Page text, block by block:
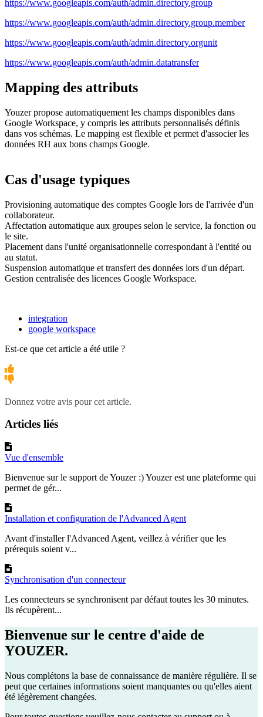
https://www.googleapis.com/auth/admin.directory.group
https://www.googleapis.com/auth/admin.directory.group.member
https://www.googleapis.com/auth/admin.directory.orgunit
https://www.googleapis.com/auth/admin.datatransfer
Mapping des attributs
Youzer propose automatiquement les champs disponibles dans
Google Workspace, y compris les attributs personnalisés définis
dans vos schémas. Le mapping est flexible et permet d'associer les
données RH aux bons champs Google.
Cas d'usage typiques
Provisioning automatique des comptes Google lors de l'arrivée d'un
collaborateur.
Affectation automatique aux groupes selon le service, la fonction ou
le site.
Placement dans l'unité organisationnelle correspondant à l'entité ou
au statut.
Suspension automatique et transfert des données lors d'un départ.
Gestion centralisée des licences Google Workspace.
integration
google workspace
Est-ce que cet article a été utile ?
Donnez votre avis pour cet article.
Articles liés
Vue d'ensemble
Bienvenue sur le support de Youzer :) Youzer est une plateforme qui
permet de gér...
Installation et configuration de l'Advanced Agent
Avant d'installer l'Advanced Agent, veillez à vérifier que les
prérequis soient v...
Synchronisation d'un connecteur
Les connecteurs se synchronisent par défaut toutes les 30 minutes.
Ils récupèrent...
Bienvenue sur le centre d'aide de
YOUZER.
Nous complétons la base de connaissance de manière régulière. Il se
peut que certaines informations soient manquantes ou qu'elles aient
été légèrement changées.